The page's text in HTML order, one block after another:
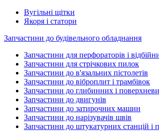
Вугільні щітки
Якоря і статори
Запчастини до будівельного обладнання
Запчастини для перфораторів і
Запчастини для стрічкових пилок
Запчастини до в'язальних пістолетів
Запчастини до віброплит і трамбівок
Запчастини до глибинних і
Запчастини до двигунів
Запчастини до затирочних машин
Запчастини до нарізувачів швів
Запчастини до штукатурних станцій і